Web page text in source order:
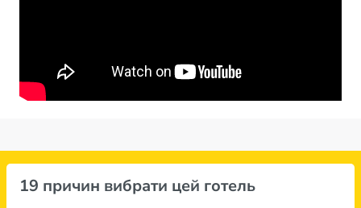
19 причин вибрати цей готель